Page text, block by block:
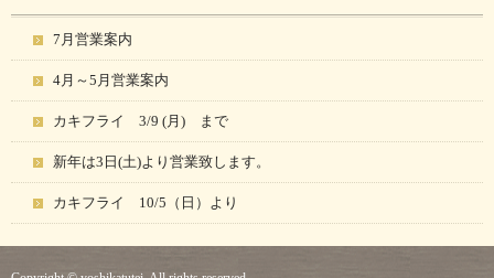
7月営業案内
4月～5月営業案内
カキフライ 3/9 (月) まで
新年は3日(土)より営業致します。
カキフライ 10/5（日）より